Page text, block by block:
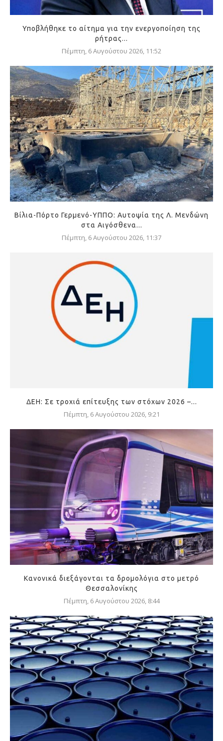
Υποβλήθηκε το αίτημα για την ενεργοποίηση της
ρήτρας...
Πέμπτη, 6 Αυγούστου 2026, 11:52
Βίλια-Πόρτο Γερμενό-ΥΠΠΟ: Αυτοψία της Λ. Μενδώνη
στα Αιγόσθενα...
Πέμπτη, 6 Αυγούστου 2026, 11:37
ΔΕΗ: Σε τροχιά επίτευξης των στόχων 2026 –...
Πέμπτη, 6 Αυγούστου 2026, 9:21
Κανονικά διεξάγονται τα δρομολόγια στο μετρό
Θεσσαλονίκης
Πέμπτη, 6 Αυγούστου 2026, 8:44